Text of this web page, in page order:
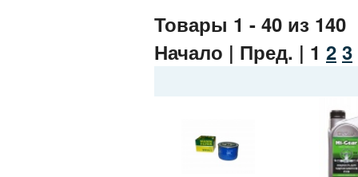
Товары 1 - 40 из 140
Начало | Пред. | 1 2 3